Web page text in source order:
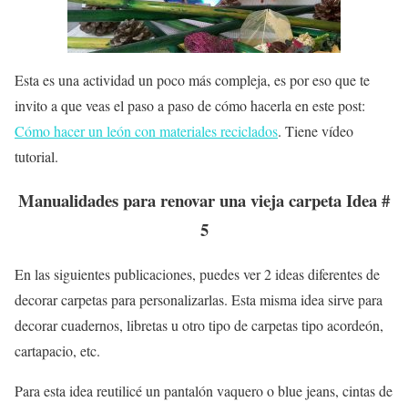
Esta es una actividad un poco más compleja, es por eso que te
invito a que veas el paso a paso de cómo hacerla en este post:
Cómo hacer un león con materiales reciclados. Tiene vídeo
tutorial.
Manualidades para renovar una vieja carpeta Idea #
5
En las siguientes publicaciones, puedes ver 2 ideas diferentes de
decorar carpetas para personalizarlas. Esta misma idea sirve para
decorar cuadernos, libretas u otro tipo de carpetas tipo acordeón,
cartapacio, etc.
Para esta idea reutilicé un pantalón vaquero o blue jeans, cintas de